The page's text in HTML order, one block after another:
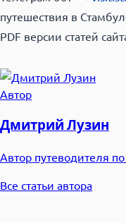
путешествия в
PDF версии статей
Автор
Дмитрий Лузин
Автор путеводителя
Все статьи автора